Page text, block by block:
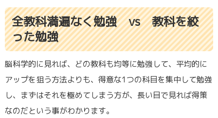
全教科満遍なく勉強 vs 教科を絞
った勉強
脳科学的に見れば、どの教科も均等に勉強して、平均的に
アップを狙う方法よりも、得意な1つの科目を集中して勉強
し、まずはそれを極めてしまう方が、長い目で見れば得策
なのだという事がわかります。